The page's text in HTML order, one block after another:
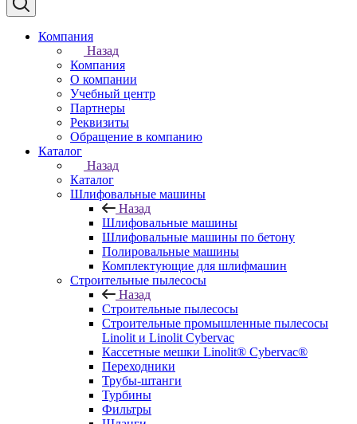
Компания
Назад
Компания
О компании
Учебный центр
Партнеры
Реквизиты
Обращение в компанию
Каталог
Назад
Каталог
Шлифовальные машины
Назад
Шлифовальные машины
Шлифовальные машины по бетону
Полировальные машины
Комплектующие для шлифмашин
Строительные пылесосы
Назад
Строительные пылесосы
Строительные промышленные пылесосы
Linolit и Linolit Cybervac
Кассетные мешки Linolit® Cybervac®
Переходники
Трубы-штанги
Турбины
Фильтры